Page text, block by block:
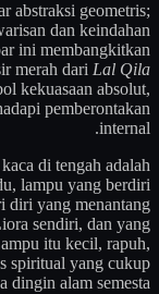
abstraksi geometris;
dan keindahan
ini membangkitkan
merah dari Lal Qila
kekuasaan absolut,
pemberontakan
internal.
di tengah adalah
lampu yang berdiri
diri yang menantang
sendiri, dan yang
itu kecil, rapuh,
spiritual yang cukup
dingin alam semesta.